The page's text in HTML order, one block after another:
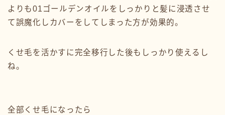
よりも01ゴールデンオイルをしっかりと髪に浸透させ
て誤魔化しカバーをしてしまった方が効果的。
くせ毛を活かすに完全移行した後もしっかり使えるし
ね。
全部くせ毛になったら